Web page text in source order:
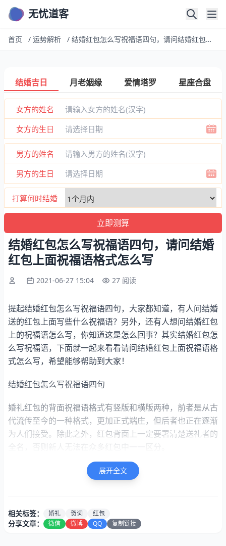
无忧道客
首页 / 运势解析 / 结婚红包怎么写祝福语四句，请问结婚红包上面祝福语格式怎么写
结婚吉日 月老姻缘 爱情塔罗 星座合盘
女方的姓名
女方的生日
男方的姓名
男方的生日
打算何时结婚
结婚红包怎么写祝福语四句，请问结婚
红包上面祝福语格式怎么写
2021-06-27 15:04 27 阅读
提起结婚红包怎么写祝福语四句，大家都知道，有人问结婚
送的红包上面写些什么祝福语？另外，还有人想问结婚红包
上的祝福语怎么写，你知道这是怎么回事？其实结婚红包怎
么写祝福语，下面就一起来看看请问结婚红包上面祝福语格
式怎么写，希望能够帮助到大家！
结婚红包怎么写祝福语四句
婚礼红包的背面祝福语格式有竖版和横版两种，前者是从古
代流传至今的一种格式，更加正式端庄，但后者也正在逐渐
为人们接受。除此之外，红包背面上一定要署清楚送礼者的
全名，否则新人无法在众多红包中一一区分。
1、红包背面的祝福语从古至今的流传都是竖着写的，建议
从右往左的竖着留下祝福语句，然后，左下角落款赠送人姓
2、但是，如果打算横着写，那么建议你最好简短一些，一
展开全文
相关标签： 婚礼 贺词 红包
分享文章： 微信 微博 QQ 复制链接